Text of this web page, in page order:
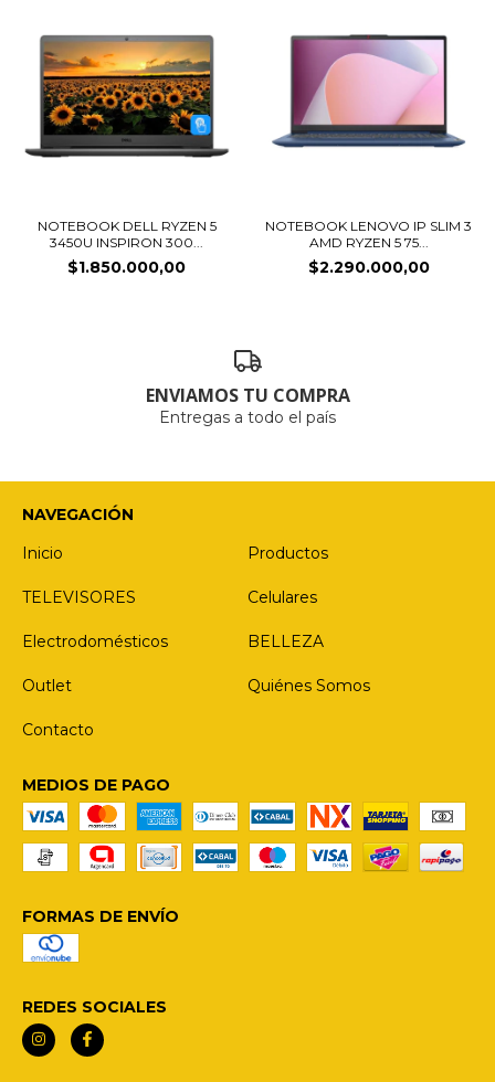
NOTEBOOK DELL RYZEN 5
3450U INSPIRON 300...
$1.850.000,00
NOTEBOOK LENOVO IP SLIM 3
AMD RYZEN 5 75...
$2.290.000,00
ENVIAMOS TU COMPRA
Entregas a todo el país
NAVEGACIÓN
Inicio
Productos
TELEVISORES Celulares
Electrodomésticos BELLEZA
Outlet Quiénes Somos
Contacto
MEDIOS DE PAGO
FORMAS DE ENVÍO
REDES SOCIALES